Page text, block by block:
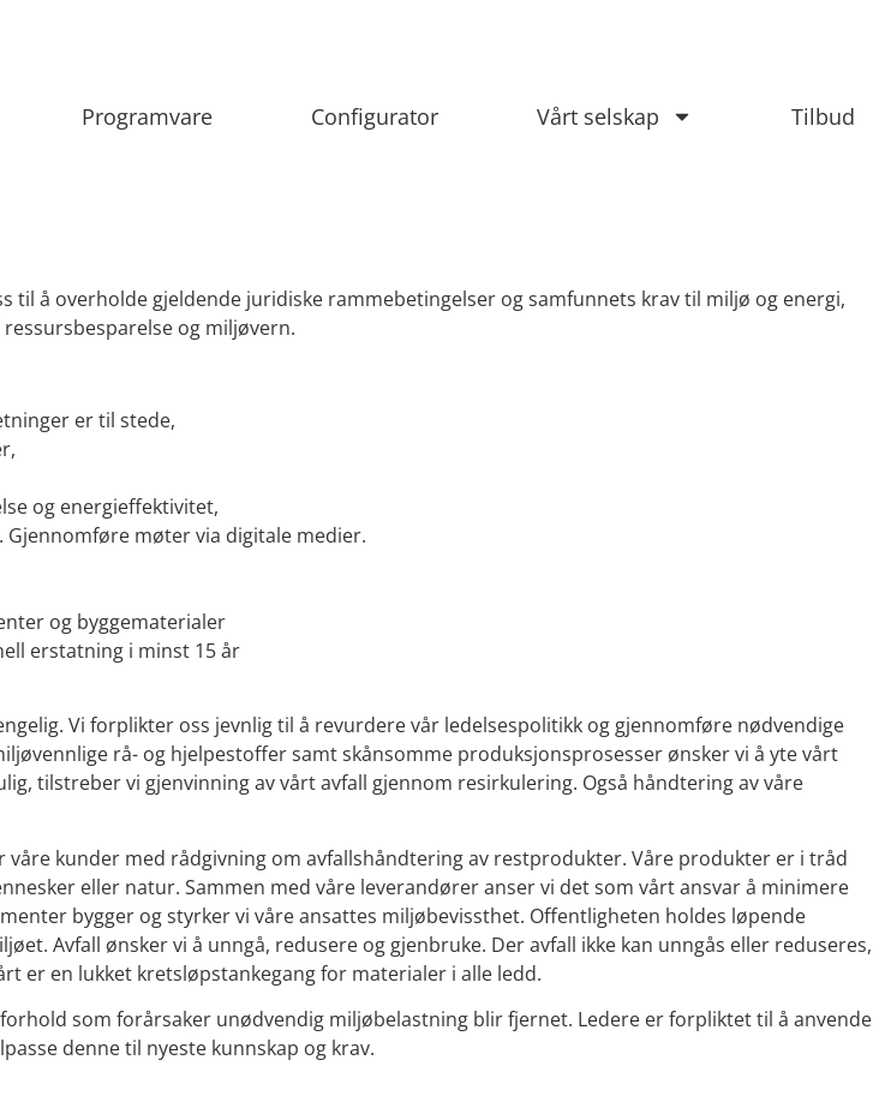
Programvare Configurator Vårt selskap Tilbud
å overholde gjeldende juridiske rammebetingelser og samfunnets krav til miljø og energi,
og miljøvern.
er til stede,
og energieffektivitet,
Gjennomføre møter via digitale medier.
og byggematerialer
erstatning i minst 15 år
Vi forplikter oss jevnlig til å revurdere vår ledelsespolitikk og gjennomføre nødvendige
rå- og hjelpestoffer samt skånsomme produksjonsprosesser ønsker vi å yte vårt
tilstreber vi gjenvinning av vårt avfall gjennom resirkulering. Også håndtering av våre
kunder med rådgivning om avfallshåndtering av restprodukter. Våre produkter er i tråd
eller natur. Sammen med våre leverandører anser vi det som vårt ansvar å minimere
bygger og styrker vi våre ansattes miljøbevissthet. Offentligheten holdes løpende
Avfall ønsker vi å unngå, redusere og gjenbruke. Der avfall ikke kan unngås eller reduseres,
er en lukket kretsløpstankegang for materialer i alle ledd.
som forårsaker unødvendig miljøbelastning blir fjernet. Ledere er forpliktet til å anvende
denne til nyeste kunnskap og krav.